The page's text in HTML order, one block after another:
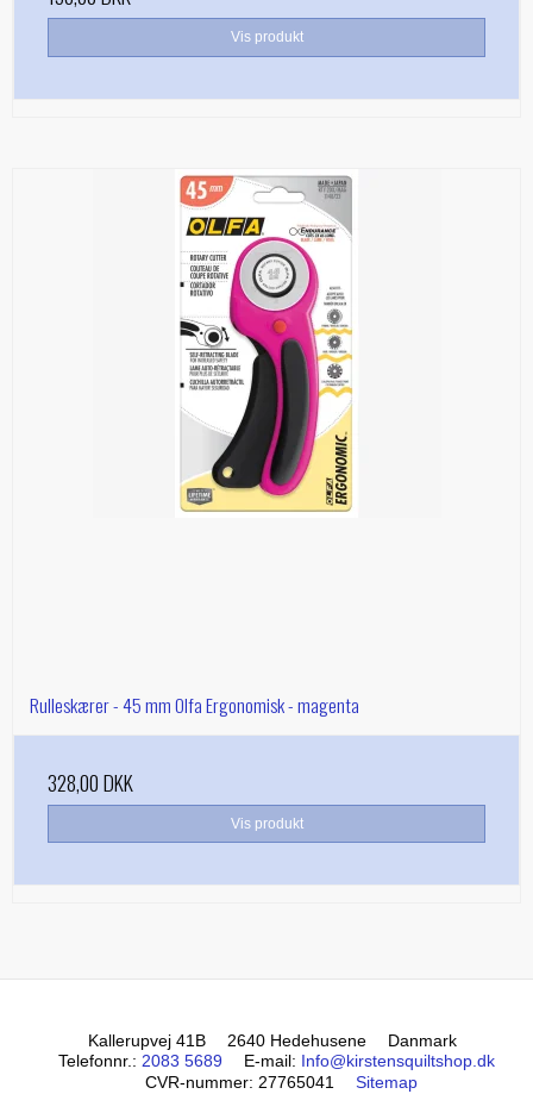
Vis produkt
Rulleskærer - 45 mm Olfa Ergonomisk - magenta
328,00 DKK
Vis produkt
Kallerupvej 41B 2640 Hedehusene
Danmark
Telefonnr.: 2083 5689 E-mail: Info@kirstensquiltshop.dk
CVR-nummer: 27765041 Sitemap